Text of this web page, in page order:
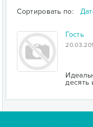
Сортировать по:
Гость
десять